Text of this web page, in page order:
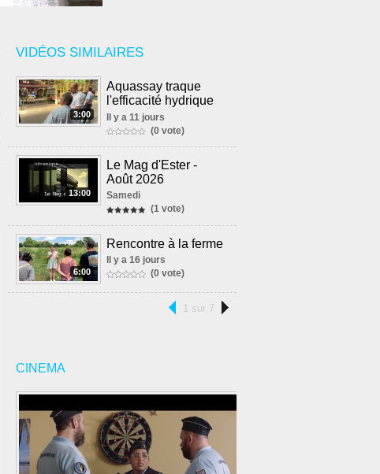
VIDÉOS SIMILAIRES
3:00
Aquassay traque
l'efficacité hydrique
Il y a 11 jours
(0 vote)
13:00
Le Mag d'Ester -
Août 2026
Samedi
(1 vote)
6:00
Rencontre à la ferme
Il y a 16 jours
(0 vote)
1 sur 7
CINEMA